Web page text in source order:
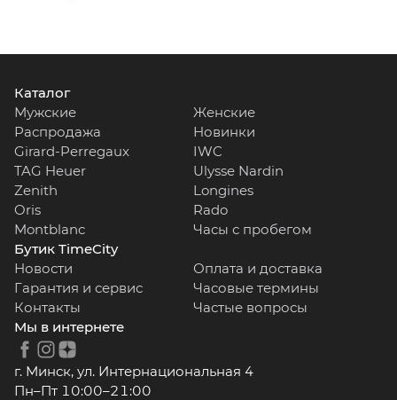
Каталог
Мужские
Женские
Распродажа
Новинки
Girard-Perregaux
IWC
TAG Heuer
Ulysse Nardin
Zenith
Longines
Oris
Rado
Montblanc
Часы с пробегом
Бутик TimeCity
Новости
Оплата и доставка
Гарантия и сервис
Часовые термины
Контакты
Частые вопросы
Мы в интернете
г. Минск, ул. Интернациональная 4
Пн–Пт 10:00–21:00